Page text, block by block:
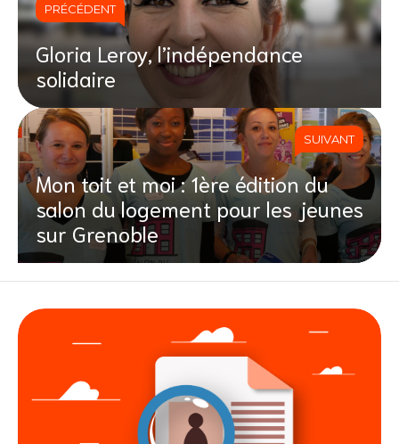
PRÉCÉDENT
Gloria Leroy, l’indépendance
solidaire
SUIVANT
Mon toit et moi : 1ère édition du
salon du logement pour les jeunes
sur Grenoble